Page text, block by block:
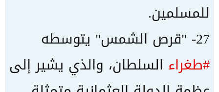
للمسلمين.
27- "قرص الشمس" يتوسطه
#طغراء السلطان، والذي يشير إلى